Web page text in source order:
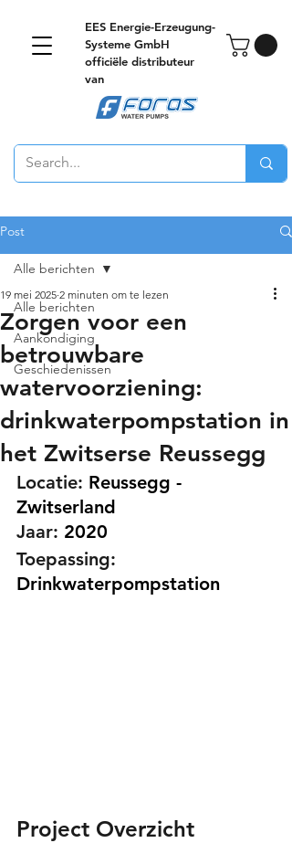
EES Energie-Erzeugung-
Systeme GmbH
officiële distributeur
van
Post
Alle berichten
Aankondiging
Geschiedenissen
Alle berichten
Zorgen voor een
betrouwbare
watervoorziening:
drinkwaterpompstation in
het Zwitserse Reussegg
19 mei 2025 2 minuten om te lezen
Locatie: Reussegg -
Zwitserland
Jaar: 2020
Toepassing:
Drinkwaterpompstation
Project Overzicht